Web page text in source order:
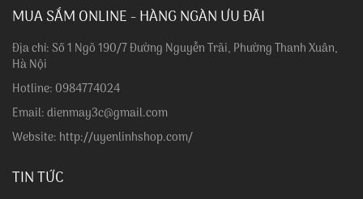
MUA SẮM ONLINE - HÀNG NGÀN ƯU ĐÃI
Địa chỉ: Số 1 Ngõ 190/7 Đường Nguyễn Trãi, Phường Thanh Xuân,
Hà Nội
Hotline: 0984774024
Email: dienmay3c@gmail.com
Website: http://uyenlinhshop.com/
TIN TỨC